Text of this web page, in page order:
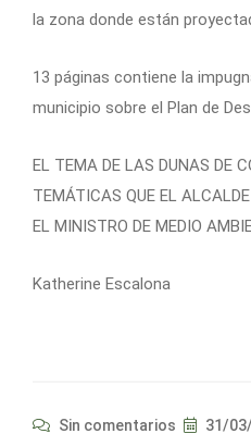
la zona donde están
13 páginas contiene la
municipio sobre el Plan de
EL TEMA DE LAS DUNAS DE
TEMÁTICAS QUE EL
EL MINISTRO DE MEDIO
Katherine Escalona
Sin comentarios 31/